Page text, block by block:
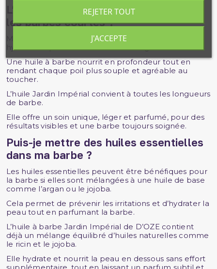
L’huile à barbe vaut-elle la peine pour
les barbes courtes ?
Même une barbe courte a besoin d’une huile pour
hydrater la peau et éviter les démangeaisons.
Une huile à barbe nourrit en profondeur tout en
rendant chaque poil plus souple et agréable au
toucher.
L’huile Jardin Impérial convient à toutes les longueurs
de barbe.
Elle offre un soin unique, léger et parfumé, pour des
résultats visibles et une barbe toujours soignée.
Puis-je mettre des huiles essentielles
dans ma barbe ?
Les huiles essentielles peuvent être bénéfiques pour
la barbe si elles sont mélangées à une huile de base
comme l’argan ou le jojoba.
Cela permet de prévenir les irritations et d’hydrater la
peau tout en parfumant la barbe.
L’huile à barbe Jardin Impérial de D’OZE contient
déjà un mélange équilibré d’huiles naturelles comme
le ricin et le jojoba.
Elle hydrate et nourrit la peau en dessous sans effort
REJETER TOUT
J'ACCEPTE